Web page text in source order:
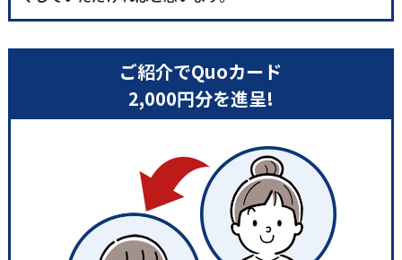
ご紹介でQuoカード
2,000円分を進呈!